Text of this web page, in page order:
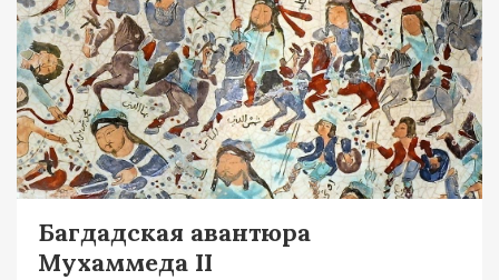
Багдадская авантюра
Мухаммеда II